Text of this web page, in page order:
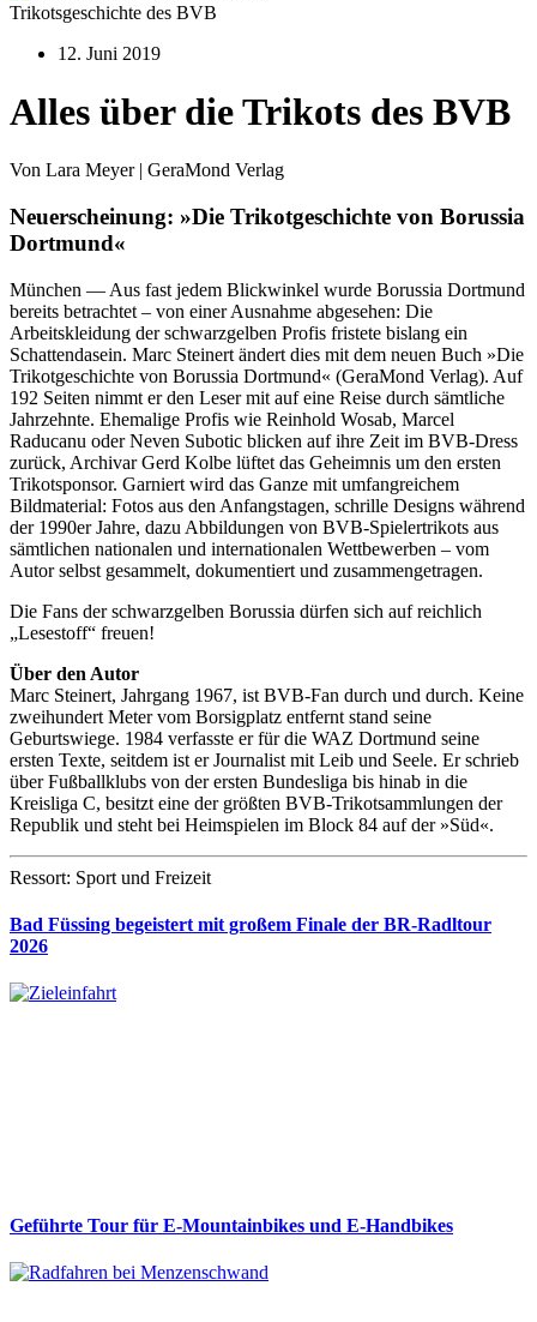
Trikotsgeschichte des BVB
12. Juni 2019
Alles über die Trikots des BVB
Von Lara Meyer | GeraMond Verlag
Neuerscheinung: »Die Trikotgeschichte von Borussia
Dortmund«
München — Aus fast jedem Blickwinkel wurde Borussia Dortmund
bereits betrachtet – von einer Ausnahme abgesehen: Die
Arbeitskleidung der schwarzgelben Profis fristete bislang ein
Schattendasein. Marc Steinert ändert dies mit dem neuen Buch »Die
Trikotgeschichte von Borussia Dortmund« (GeraMond Verlag). Auf
192 Seiten nimmt er den Leser mit auf eine Reise durch sämtliche
Jahrzehnte. Ehemalige Profis wie Reinhold Wosab, Marcel
Raducanu oder Neven Subotic blicken auf ihre Zeit im BVB-Dress
zurück, Archivar Gerd Kolbe lüftet das Geheimnis um den ersten
Trikotsponsor. Garniert wird das Ganze mit umfangreichem
Bildmaterial: Fotos aus den Anfangstagen, schrille Designs während
der 1990er Jahre, dazu Abbildungen von BVB-Spielertrikots aus
sämtlichen nationalen und internationalen Wettbewerben – vom
Autor selbst gesammelt, dokumentiert und zusammengetragen.
Die Fans der schwarzgelben Borussia dürfen sich auf reichlich
„Lesestoff“ freuen!
Über den Autor
Marc Steinert, Jahrgang 1967, ist BVB-Fan durch und durch. Keine
zweihundert Meter vom Borsigplatz entfernt stand seine
Geburtswiege. 1984 verfasste er für die WAZ Dortmund seine
ersten Texte, seitdem ist er Journalist mit Leib und Seele. Er schrieb
über Fußballklubs von der ersten Bundesliga bis hinab in die
Kreisliga C, besitzt eine der größten BVB-Trikotsammlungen der
Republik und steht bei Heimspielen im Block 84 auf der »Süd«.
Ressort: Sport und Freizeit
Bad Füssing begeistert mit großem Finale der BR-Radltour
2026
Geführte Tour für E-Mountainbikes und E-Handbikes